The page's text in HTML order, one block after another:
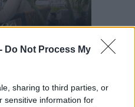
Do Not Process My
sharing to third parties, or
sensitive information for